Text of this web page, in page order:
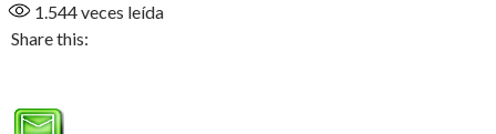
1.544veces leída
Share this: